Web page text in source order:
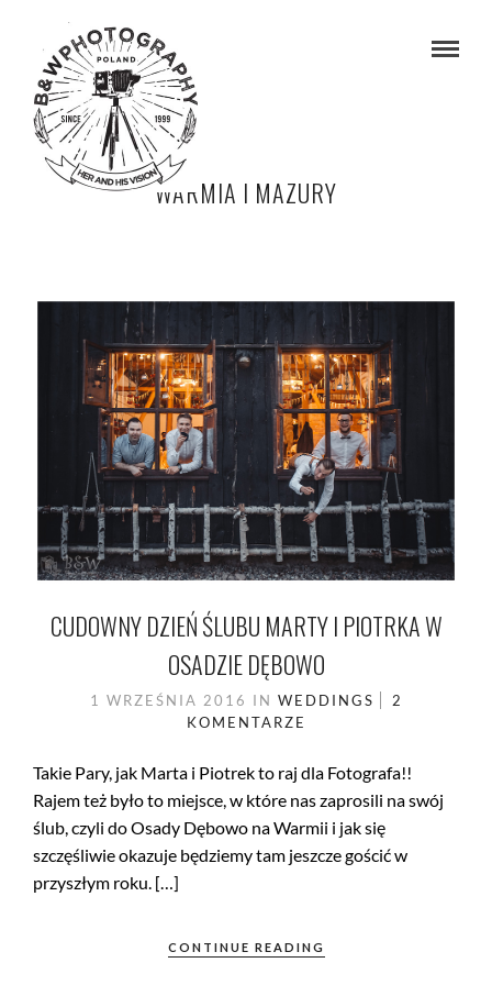
WARMIA I MAZURY
CUDOWNY DZIEŃ ŚLUBU MARTY I PIOTRKA W
OSADZIE DĘBOWO
1 WRZEŚNIA 2016 IN WEDDINGS
2
KOMENTARZE
Takie Pary, jak Marta i Piotrek to raj dla Fotografa!!
Rajem też było to miejsce, w które nas zaprosili na swój
ślub, czyli do Osady Dębowo na Warmii i jak się
szczęśliwie okazuje będziemy tam jeszcze gościć w
przyszłym roku. […]
CONTINUE READING